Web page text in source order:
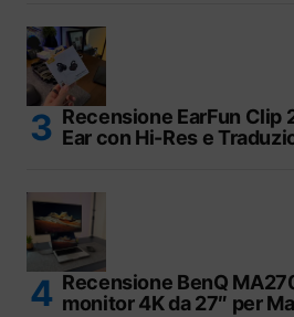
Recensione EarFun Clip
Ear con Hi-Res e
Recensione BenQ
monitor 4K da 27″ per